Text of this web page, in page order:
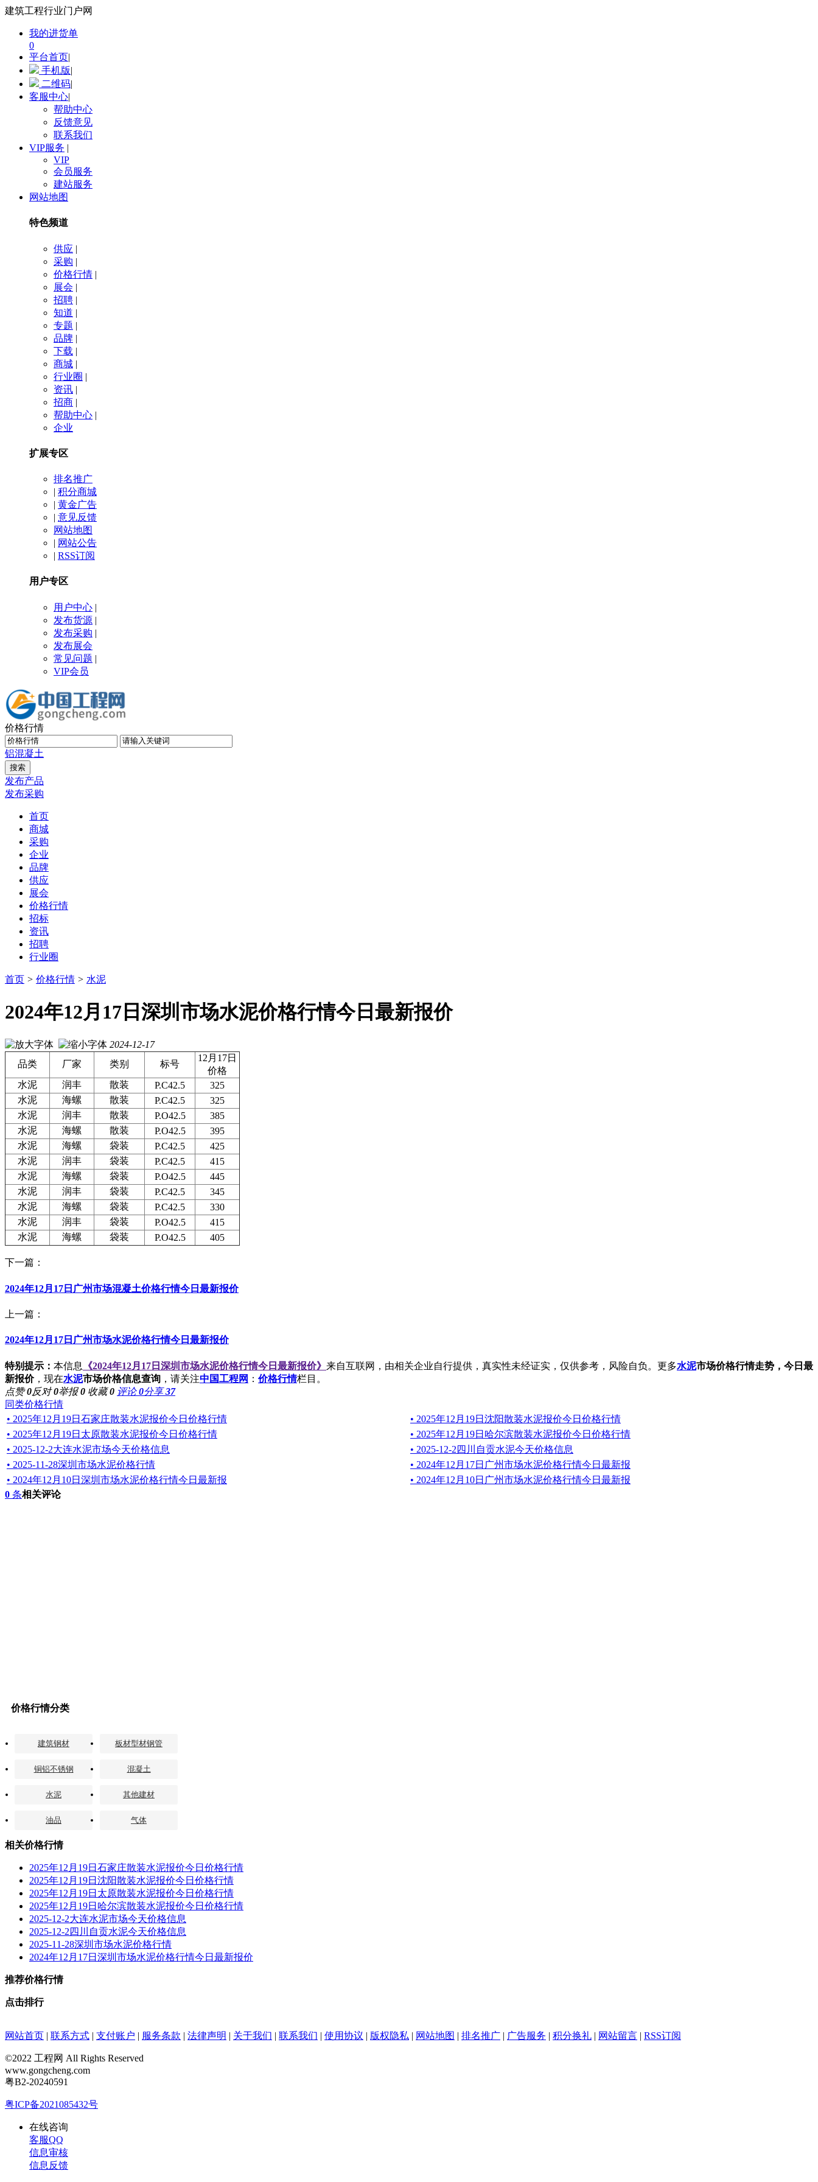
建筑工程行业门户网
我的进货单
0
平台首页|
手机版|
二维码|
客服中心|
帮助中心
反馈意见
联系我们
VIP服务 |
VIP
会员服务
建站服务
网站地图
特色频道
供应 |
采购 |
价格行情 |
展会 |
招聘 |
知道 |
专题 |
品牌 |
下载 |
商城 |
行业圈 |
资讯 |
招商 |
帮助中心 |
企业
扩展专区
排名推广
| 积分商城
| 黄金广告
| 意见反馈
网站地图
| 网站公告
| RSS订阅
用户专区
用户中心 |
发布货源 |
发布采购 |
发布展会
常见问题 |
VIP会员
价格行情
铝混凝土
发布产品
发布采购
首页
商城
采购
企业
品牌
供应
展会
价格行情
招标
资讯
招聘
行业圈
首页 > 价格行情 > 水泥
2024年12月17日深圳市场水泥价格行情今日最新报价
2024-12-17
品类
厂家 类别 标号
12月17日
价格
水泥
润丰 散装 P.C42.5
325
水泥
海螺 散装 P.C42.5
325
水泥
润丰 散装 P.O42.5
385
水泥
海螺 散装 P.O42.5
395
水泥
海螺 袋装 P.C42.5
425
水泥
润丰 袋装 P.C42.5
415
水泥
海螺 袋装 P.O42.5
445
水泥
润丰 袋装 P.C42.5
345
水泥
海螺 袋装 P.C42.5
330
水泥
润丰 袋装 P.O42.5
415
水泥
海螺 袋装 P.O42.5 405
下一篇：
2024年12月17日广州市场混凝土价格行情今日最新报价
上一篇：
2024年12月17日广州市场水泥价格行情今日最新报价
特别提示： 本信息 《2024年12月17日深圳市场水泥价格行情今日最新报价》 来自互联网，由相关企业自行提供，真实性未经证实，仅供参考，风险自负。更多水泥市场价格行情走势，今日最
新报价，现在水泥市场价格信息查询 ，请关注中国工程网 ： 价格行情栏目。
点赞0反对0举报0 收藏0 评论0分享37
同类价格行情
• 2025年12月19日石家庄散装水泥报价今日价格行情
• 2025年12月19日沈阳散装水泥报价今日价格行情
• 2025年12月19日太原散装水泥报价今日价格行情
• 2025年12月19日哈尔滨散装水泥报价今日价格行情
• 2025-12-2大连水泥市场今天价格信息
• 2025-12-2四川自贡水泥今天价格信息
• 2025-11-28深圳市场水泥价格行情
• 2024年12月17日广州市场水泥价格行情今日最新报
• 2024年12月10日深圳市场水泥价格行情今日最新报
• 2024年12月10日广州市场水泥价格行情今日最新报
0 条相关评论
价格行情分类
建筑钢材 板材型材钢管
铜铝不锈钢 混凝土
水泥 其他建材
油品 气体
相关价格行情
2025年12月19日石家庄散装水泥报价今日价格行情
2025年12月19日沈阳散装水泥报价今日价格行情
2025年12月19日太原散装水泥报价今日价格行情
2025年12月19日哈尔滨散装水泥报价今日价格行情
2025-12-2大连水泥市场今天价格信息
2025-12-2四川自贡水泥今天价格信息
2025-11-28深圳市场水泥价格行情
2024年12月17日深圳市场水泥价格行情今日最新报价
推荐价格行情
点击排行
网站首页 | 联系方式 | 支付账户 | 服务条款 | 法律声明 | 关于我们 | 联系我们 | 使用协议 | 版权隐私 | 网站地图 | 排名推广 | 广告服务 | 积分换礼 | 网站留言 | RSS订阅
©2022 工程网 All Rights Reserved
www.gongcheng.com
粤B2-20240591
粤ICP备2021085432号
在线咨询
客服QQ
信息审核
信息反馈